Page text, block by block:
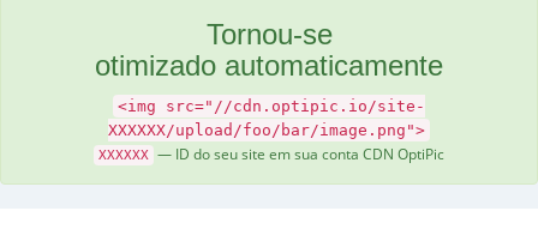
Tornou-se
otimizado automaticamente
<img src="//cdn.optipic.io/site-
XXXXXX/upload/foo/bar/image.png">
XXXXXX — ID do seu site em sua conta CDN OptiPic